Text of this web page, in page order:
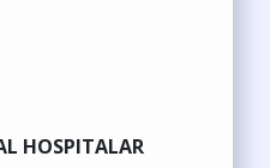
HOSPITALAR